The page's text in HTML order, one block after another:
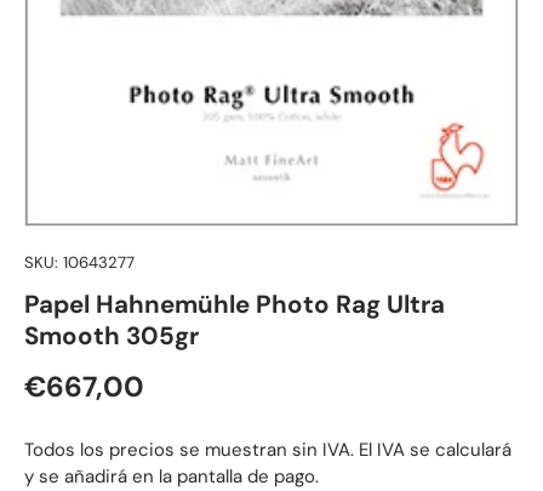
SKU: 10643277
Papel Hahnemühle Photo Rag Ultra
Smooth 305gr
Preço normal
€667,00
Todos los precios se muestran sin IVA. El IVA se calculará
y se añadirá en la pantalla de pago.